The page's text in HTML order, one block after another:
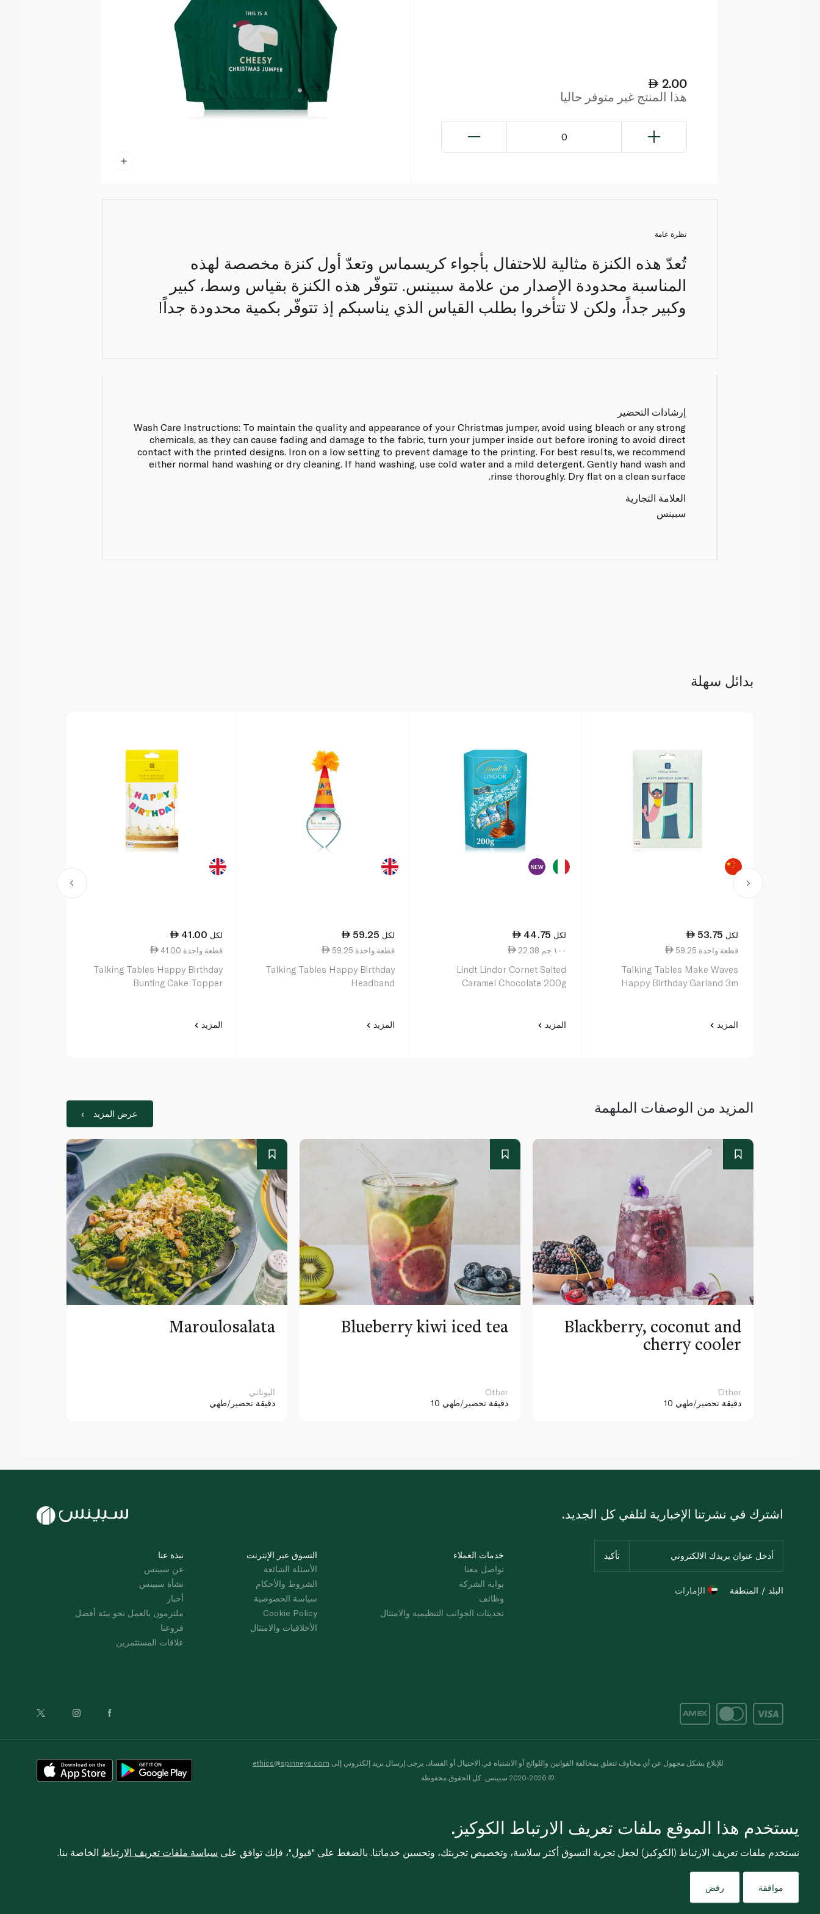
2.00
هذا المنتج غير متوفر حاليا
0
نظرة عامة
تُعدّ هذه الكنزة مثالية للاحتفال بأجواء كريسماس وتعدّ أول كنزة مخصصة لهذه
المناسبة محدودة الإصدار من علامة سبينس. تتوفّر هذه الكنزة بقياس وسط، كبير
وكبير جداً، ولكن لا تتأخروا بطلب القياس الذي يناسبكم إذ تتوفّر بكمية محدودة جداً!
إرشادات التحضير
Wash Care Instructions: To maintain the quality and appearance of your Christmas jumper, avoid using bleach or any strong
chemicals, as they can cause fading and damage to the fabric, turn your jumper inside out before ironing to avoid direct
contact with the printed designs. Iron on a low setting to prevent damage to the printing. For best results, we recommend
either normal hand washing or dry cleaning. If hand washing, use cold water and a mild detergent. Gently hand wash and
rinse thoroughly. Dry flat on a clean surface.
العلامة التجارية
سبينس
بدائل سهلة
53.75 لكل
59.25 قطعة واحدة
Talking Tables Make Waves
Happy Birthday Garland 3m
المزيد
44.75 لكل
22.38 ١٠٠ جم
Lindt Lindor Cornet Salted
Caramel Chocolate 200g
المزيد
59.25 لكل
59.25 قطعة واحدة
Talking Tables Happy Birthday
Headband
المزيد
41.00 لكل
41.00 قطعة واحدة
Talking Tables Happy Birthday
Bunting Cake Topper
المزيد
المزيد من الوصفات الملهمة عرض المزيد
Maroulosalata
اليوناني
دقيقة تحضير/طهي
Blueberry kiwi iced tea
Other
10 دقيقة تحضير/طهي
Blackberry, coconut and
cherry cooler
Other
10 دقيقة تحضير/طهي
نبذة عنا
عن سبينس
نشأة سبينس
أخبار
ملتزمون بالعمل نحو بيئة أفضل
فروعنا
علاقات المستثمرين
التسوق عبر الإنترنت
الأسئلة الشائعة
الشروط والأحكام
سياسة الخصوصية
Cookie Policy
الأخلاقيات والامتثال
خدمات العملاء
تواصل معنا
بوابة الشركة
وظائف
تحديثات الجوانب التنظيمية والامتثال
اشترك في نشرتنا الإخبارية لتلقي كل الجديد.
البلد / المنطقة الإمارات
للإبلاغ بشكل مجهول عن أي مخاوف تتعلق بمخالفة القوانين واللوائح أو الاشتباه في الاحتيال أو الفساد، يرجى إرسال بريد إلكتروني إلى ethics@spinneys.com
© 2020-2026 سبينس. كل الحقوق محفوظة
يستخدم هذا الموقع ملفات تعريف الارتباط الكوكيز.
نستخدم ملفات تعريف الارتباط (الكوكيز) لجعل تجربة التسوق أكثر سلاسة، وتخصيص تجربتك، وتحسين خدماتنا. بالضغط على "قبول"، فإنك توافق على سياسة ملفات تعريف الارتباط الخاصة بنا.
موافقة رفض